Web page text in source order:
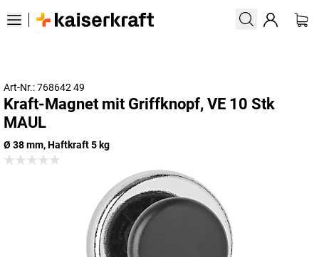
Art-Nr.: 768642 49
Kraft-Magnet mit Griffknopf, VE 10 Stk
MAUL
Ø 38 mm, Haftkraft 5 kg